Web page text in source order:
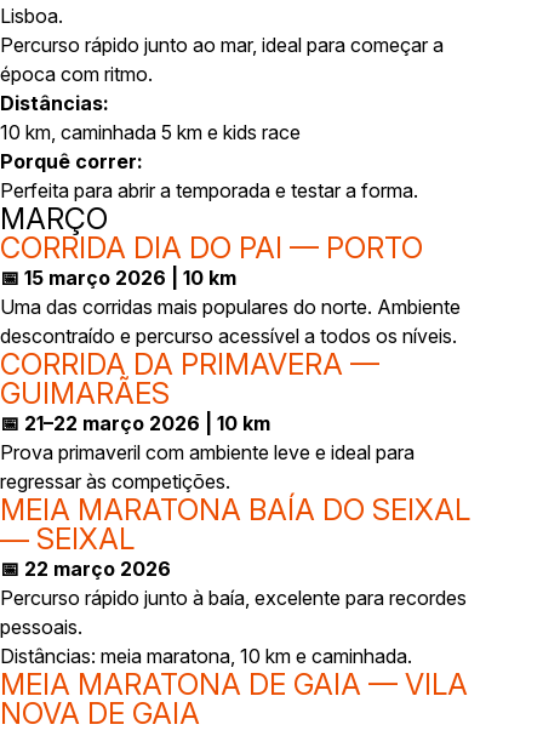
Lisboa.
Percurso rápido junto ao mar, ideal para começar a
época com ritmo.
Distâncias:
10 km, caminhada 5 km e kids race
Porquê correr:
Perfeita para abrir a temporada e testar a forma.
MARÇO
CORRIDA DIA DO PAI — PORTO
📅 15 março 2026 | 10 km
Uma das corridas mais populares do norte. Ambiente
descontraído e percurso acessível a todos os níveis.
CORRIDA DA PRIMAVERA —
GUIMARÃES
📅 21–22 março 2026 | 10 km
Prova primaveril com ambiente leve e ideal para
regressar às competições.
MEIA MARATONA BAÍA DO SEIXAL
— SEIXAL
📅 22 março 2026
Percurso rápido junto à baía, excelente para recordes
pessoais.
Distâncias: meia maratona, 10 km e caminhada.
MEIA MARATONA DE GAIA — VILA
NOVA DE GAIA